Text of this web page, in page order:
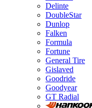
Delinte
DoubleStar
Dunlop
Falken
Formula
Fortune
General Tire
Gislaved
Goodride
Goodyear
GT Radial